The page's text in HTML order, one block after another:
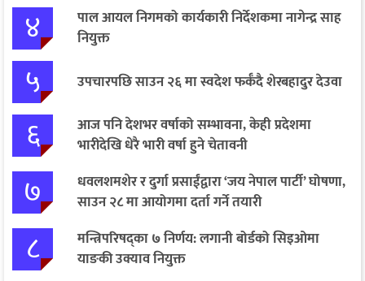
४
पाल आयल निगमको कार्यकारी निर्देशकमा नागेन्द्र साह
नियुक्त
५ उपचारपछि साउन २६ मा स्वदेश फर्कँदै शेरबहादुर देउवा
६
आज पनि देशभर वर्षाको सम्भावना, केही प्रदेशमा
भारीदेखि धेरै भारी वर्षा हुने चेतावनी
७
धवलशमशेर र दुर्गा प्रसाईंद्वारा ‘जय नेपाल पार्टी’ घोषणा,
साउन २८ मा आयोगमा दर्ता गर्ने तयारी
८
मन्त्रिपरिषद्का ७ निर्णय: लगानी बोर्डको सिइओमा
याङकी उक्याव नियुक्त